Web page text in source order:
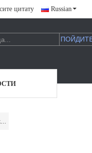
цитату Russian